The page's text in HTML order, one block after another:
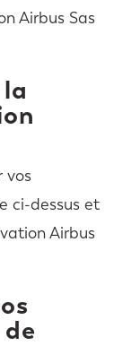
Airbus Sas
vos
ci-dessus et
Airbus